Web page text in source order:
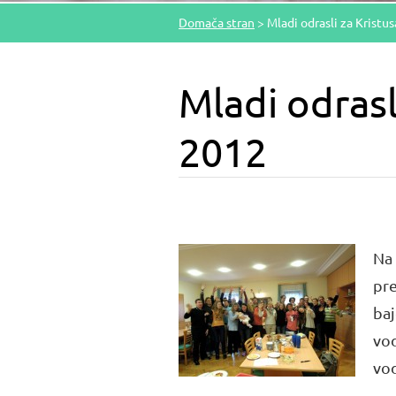
Domača stran > Mladi odrasli za
Mladi
2012